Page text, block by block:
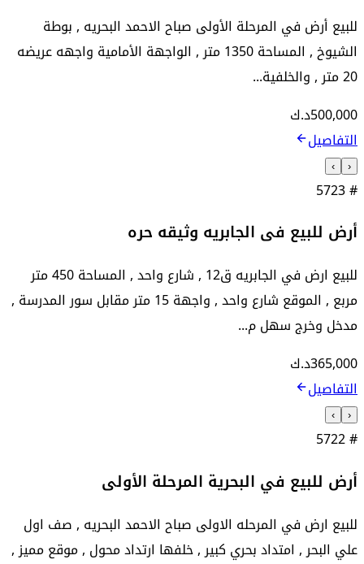
للبيع أرض في المرحلة الأولى صباح الاحمد البحريه , بوطة
الشيوخ , المساحة 1350 متر , الواجهة الأمامية واجهه عريضه
20 متر , والخلفية...
500,000د.ك
التفاصيل
‹
›
5723#
أرض للبيع فى الجابريه وثيقه حره
للبيع ارض في الجابريه ق12 , شارع واحد , المساحة 450 متر
مربع , الموقع شارع واحد , واجهة 15 متر مقابل سور المدرسة ,
مدخل وخرج سهل م...
365,000د.ك
التفاصيل
‹
›
5722#
أرض للبيع في البحرية المرحلة الأولى
للبيع ارض في المرحله الاولى صباح الاحمد البحريه , صف اول
علي البحر , امتداد بحري كبير , خلفها ارتداد محول , موقع مميز ,